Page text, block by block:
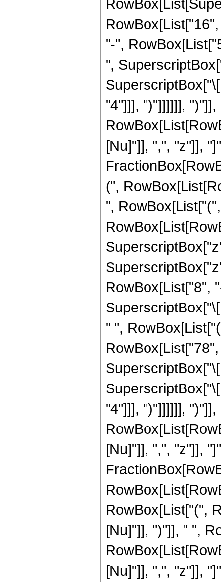
"-",
",
"4"]]], ")"]]]]]],
[Nu]"]], ",", "z"]],
(",
", RowBox[List["(",
RowBox[List["8",
" ",
"4"]]], ")"]]]]]],
[Nu]"]], ",", "z"]],
RowBox[List["(",
[Nu]"]], ")"]], " ",
[Nu]"]], ",", "z"]],